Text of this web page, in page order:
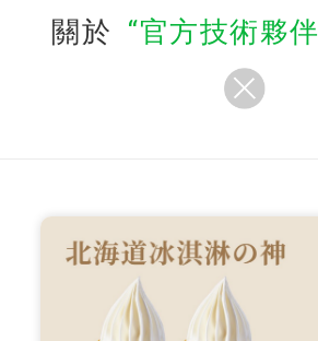
關於 官方技術夥伴